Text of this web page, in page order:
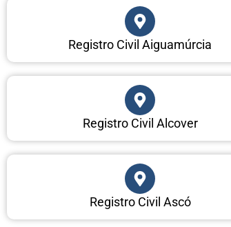
Registro Civil Aiguamúrcia
Registro Civil Alcover
Registro Civil Ascó